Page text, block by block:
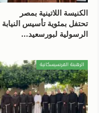
الكنيسة اللاتينية بمصر
تحتفل بمئوية تأسيس النيابة
الرسولية لبورسعيد…
الرهبنة الفرنسيسكانية